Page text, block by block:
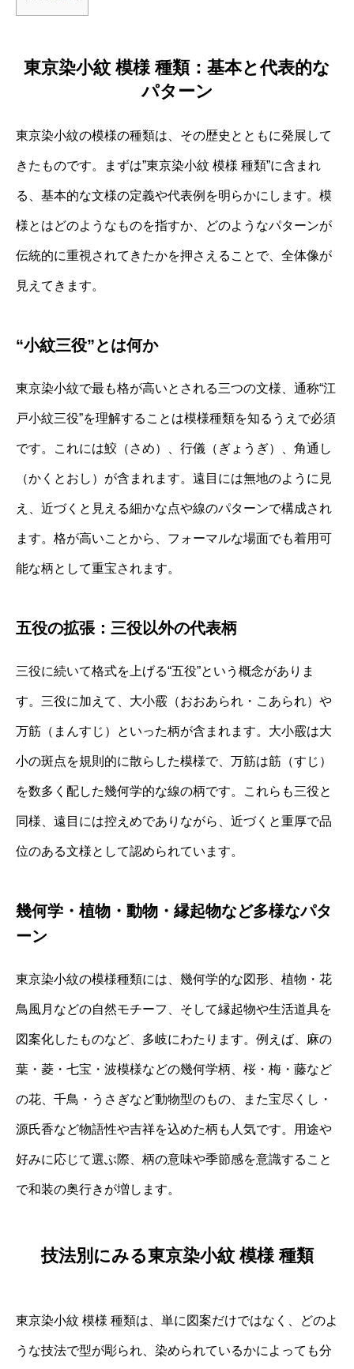
東京染小紋 模様 種類：基本と代表的な
パターン
東京染小紋の模様の種類は、その歴史とともに発展して
きたものです。まずは”東京染小紋 模様 種類”に含まれ
る、基本的な文様の定義や代表例を明らかにします。模
様とはどのようなものを指すか、どのようなパターンが
伝統的に重視されてきたかを押さえることで、全体像が
見えてきます。
“小紋三役”とは何か
東京染小紋で最も格が高いとされる三つの文様、通称“江
戸小紋三役”を理解することは模様種類を知るうえで必須
です。これには鮫（さめ）、行儀（ぎょうぎ）、角通し
（かくとおし）が含まれます。遠目には無地のように見
え、近づくと見える細かな点や線のパターンで構成され
ます。格が高いことから、フォーマルな場面でも着用可
能な柄として重宝されます。
五役の拡張：三役以外の代表柄
三役に続いて格式を上げる“五役”という概念がありま
す。三役に加えて、大小霰（おおあられ・こあられ）や
万筋（まんすじ）といった柄が含まれます。大小霰は大
小の斑点を規則的に散らした模様で、万筋は筋（すじ）
を数多く配した幾何学的な線の柄です。これらも三役と
同様、遠目には控えめでありながら、近づくと重厚で品
位のある文様として認められています。
幾何学・植物・動物・縁起物など多様なパタ
ーン
東京染小紋の模様種類には、幾何学的な図形、植物・花
鳥風月などの自然モチーフ、そして縁起物や生活道具を
図案化したものなど、多岐にわたります。例えば、麻の
葉・菱・七宝・波模様などの幾何学柄、桜・梅・藤など
の花、千鳥・うさぎなど動物型のもの、また宝尽くし・
源氏香など物語性や吉祥を込めた柄も人気です。用途や
好みに応じて選ぶ際、柄の意味や季節感を意識すること
で和装の奥行きが増します。
技法別にみる東京染小紋 模様 種類
東京染小紋 模様 種類は、単に図案だけではなく、どのよ
うな技法で型が彫られ、染められているかによっても分